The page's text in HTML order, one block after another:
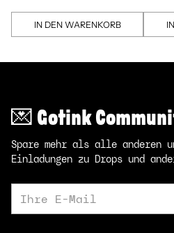
IN DEN WARENKORB
💌 Gotink
Spare mehr als alle anderen
Einladungen zu Drops und
E-